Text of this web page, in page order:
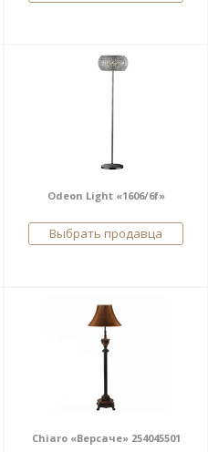
Odeon Light «1606/6f»
Выбрать продавца
Chiaro «Версаче» 254045501